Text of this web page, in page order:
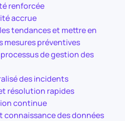
renforcée
accrue
tendances et mettre en
mesures préventives
de gestion des
des incidents
résolution rapides
continue
connaissance des données